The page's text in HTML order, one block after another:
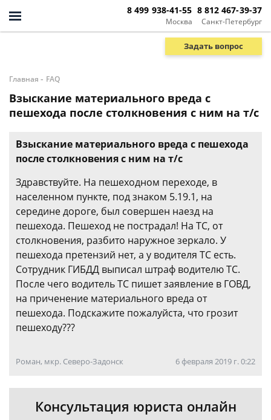
Москва
8 499 938-41-55
Санкт-Петербург
8 812 467-39-37
Задать вопрос
Главная - FAQ
Взыскание материального вреда с
пешехода после столкновения с ним на т/с
Взыскание материального вреда с пешехода
после столкновения с ним на т/с
Здравствуйте. На пешеходном переходе, в
населенном пункте, под знаком 5.19.1, на
середине дороге, был совершен наезд на
пешехода. Пешеход не пострадал! На ТС, от
столкновения, разбито наружное зеркало. У
пешехода претензий нет, а у водителя ТС есть.
Сотрудник ГИБДД выписал штраф водителю ТС.
После чего водитель ТС пишет заявление в ГОВД,
на приченение материального вреда от
пешехода. Подскажите пожалуйста, что грозит
пешеходу???
Роман, мкр. Северо-Задонск 6 февраля 2019 г. 0:22
Консультация юриста онлайн